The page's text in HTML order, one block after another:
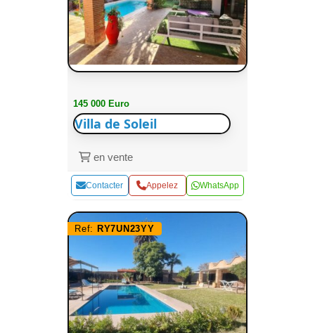
145 000 Euro
Villa de Soleil
en vente
Contacter Appelez WhatsApp
Ref: RY7UN23YY